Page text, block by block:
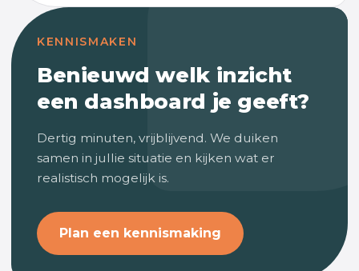
KENNISMAKEN
Benieuwd welk inzicht
een dashboard je geeft?
Dertig minuten, vrijblijvend. We duiken
samen in jullie situatie en kijken wat er
realistisch mogelijk is.
Plan een kennismaking